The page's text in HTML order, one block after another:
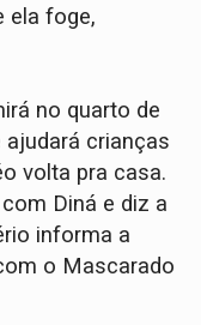
ela foge,
no quarto de
ajudará crianças
volta pra casa.
Diná e diz a
informa a
o Mascarado